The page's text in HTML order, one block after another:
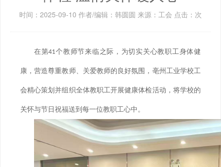
时间：2025-09-10 作者/编辑：韩圆圆 来源：工会 点击： 次
在第41个教师节来临之际，为切实关心教职工身体健
康，营造尊重教师、关爱教师的良好氛围，亳州工业学校工
会精心策划并组织全体教职工开展健康体检活动，将学校的
关怀与节日祝福送到每一位教职工心中。